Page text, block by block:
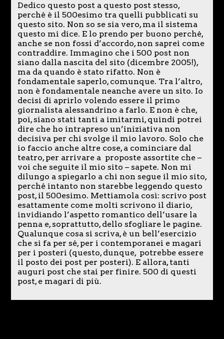
Dedico questo post a questo post stesso,
perché è il 500esimo tra quelli pubblicati su
questo sito. Non so se sia vero, ma il sistema
questo mi dice. E lo prendo per buono perché,
anche se non fossi d’accordo, non saprei come
contraddire. Immagino che i 500 post non
siano dalla nascita del sito (dicembre 2005!),
ma da quando è stato rifatto. Non è
fondamentale saperlo, comunque. Tra l’altro,
non è fondamentale neanche avere un sito. Io
decisi di aprirlo volendo essere il primo
giornalista alessandrino a farlo. E non è che,
poi, siano stati tanti a imitarmi, quindi potrei
dire che ho intrapreso un’iniziativa non
decisiva per chi svolge il mio lavoro. Solo che
io faccio anche altre cose, a cominciare dal
teatro, per arrivare a proposte assortite che –
voi che seguite il mio sito – sapete. Non mi
dilungo a spiegarlo a chi non segue il mio sito,
perché intanto non starebbe leggendo questo
post, il 500esimo. Mettiamola così: scrivo post
esattamente come molti scrivono il diario,
invidiando l’aspetto romantico dell’usare la
penna e, soprattutto, dello sfogliare le pagine.
Qualunque cosa si scriva, è un bell’esercizio
che si fa per sé, per i contemporanei e magari
per i posteri (questo, dunque, potrebbe essere
il posto dei post per posteri). E allora, tanti
auguri post che stai per finire. 500 di questi
post, e magari di più.